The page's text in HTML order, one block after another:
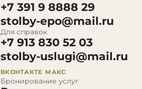
+7 391 9 8888 29
stolby-epo@mail.ru
Для справок
+7 913 830 52 03
stolby-uslugi@mail.ru
ВКОНТАКТЕ МАКС
Бронирование услуг